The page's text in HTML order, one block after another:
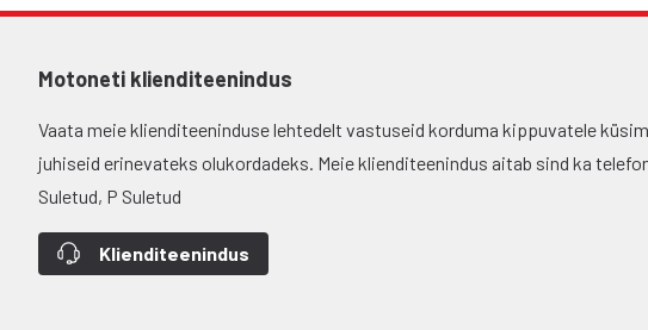
Motoneti klienditeenindus
Vaata meie klienditeeninduse lehtedelt vastuseid korduma kippuvatele
juhiseid erinevateks olukordadeks. Meie klienditeenindus aitab sind ka
Suletud, P Suletud
Klienditeenindus